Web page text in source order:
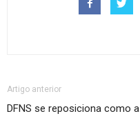
Artigo anterior
DFNS se reposiciona como a